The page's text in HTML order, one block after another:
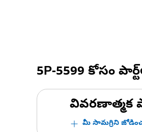
5P-5599 కోసం
వివరణాత్మక
మీ సామగ్రిని